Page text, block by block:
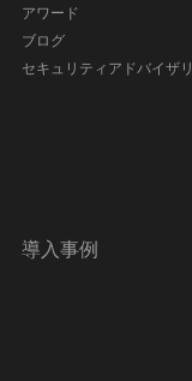
アワード
ブログ
セキュリティアドバイザリ
導入事例